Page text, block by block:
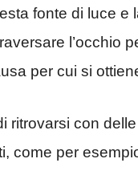
fonte di luce e
l’occhio
per cui si
ritrovarsi con
come per